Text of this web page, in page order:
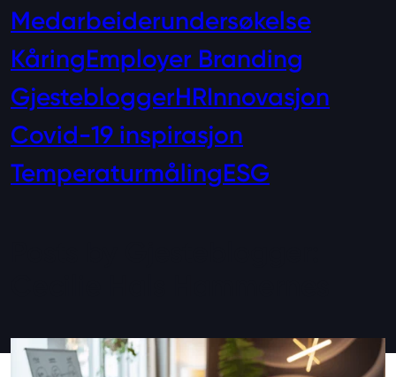
Medarbeiderundersøkelse
KåringEmployer Branding
GjestebloggerHRInnovasjon
Covid-19 inspirasjon
TemperaturmålingESG